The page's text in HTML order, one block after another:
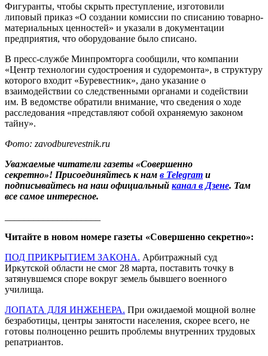
Фигуранты, чтобы скрыть преступление, изготовили
липовый приказ «О создании комиссии по списанию товарно-
материальных ценностей» и указали в документации
предприятия, что оборудование было списано.
В пресс-службе Минпромторга сообщили, что компании
«Центр технологии судостроения и судоремонта», в структуру
которого входит «Буревестник», дано указание о
взаимодействии со следственными органами и содействии
им. В ведомстве обратили внимание, что сведения о ходе
расследования «представляют собой охраняемую законом
тайну».
Фото: zavodburevestnik.ru
Уважаемые читатели газеты «Совершенно
секретно»! Присоединяйтесь к нам в Telegram и
подписывайтесь на наш официальный канал в Дзене. Там
все самое интересное.
Читайте в новом номере газеты «Совершенно секретно»:
ПОД ПРИКРЫТИЕМ ЗАКОНА. Арбитражный суд
Иркутской области не смог 28 марта, поставить точку в
затянувшемся споре вокруг земель бывшего военного
училища.
ЛОПАТА ДЛЯ ИНЖЕНЕРА. При ожидаемой мощной волне
безработицы, центры занятости населения, скорее всего, не
готовы полноценно решить проблемы внутренних трудовых
репатриантов.